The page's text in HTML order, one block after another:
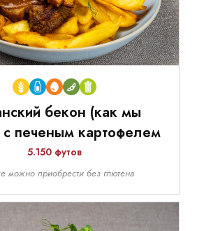
бекон (как мы
печеным картофелем
5.150 футов
можно приобрести без глютена